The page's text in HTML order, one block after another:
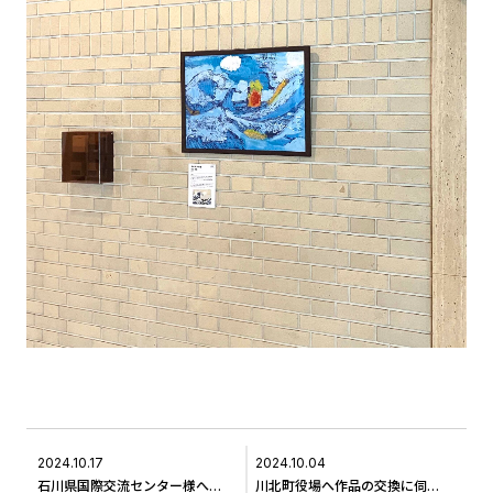
2024.10.17
石川県国際交流センター様へ作品の交換に伺いました ＃2
2024.10.04
川北町役場へ作品の交換に伺いました ＃3